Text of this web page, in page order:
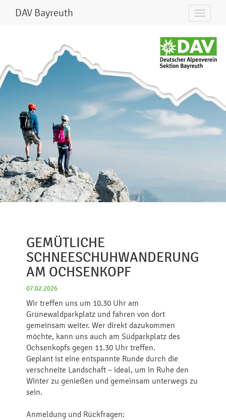
DAV Bayreuth
GEMÜTLICHE
SCHNEESCHUHWANDERUNG
AM OCHSENKOPF
07.02.2026
Wir treffen uns um 10.30 Uhr am
Grünewaldparkplatz und fahren von dort
gemeinsam weiter. Wer direkt dazukommen
möchte, kann uns auch am Südparkplatz des
Ochsenkopfs gegen 11.30 Uhr treffen.
Geplant ist eine entspannte Runde durch die
verschneite Landschaft – ideal, um in Ruhe den
Winter zu genießen und gemeinsam unterwegs zu
sein.
Anmeldung und Rückfragen: